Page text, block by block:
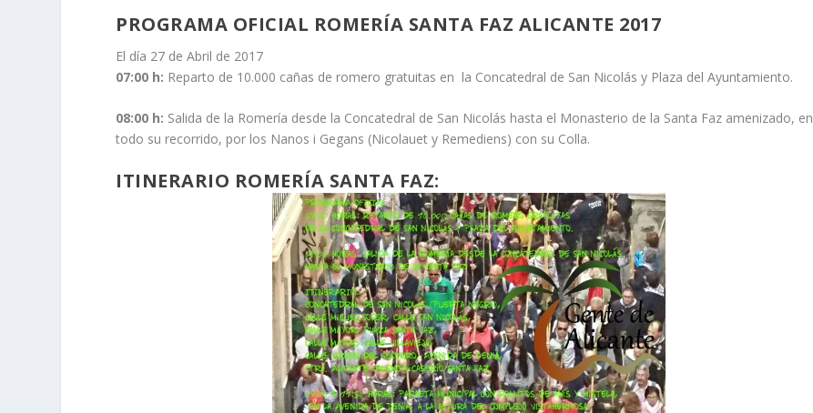
PROGRAMA OFICIAL ROMERÍA SANTA FAZ ALICANTE 2017
El día 27 de Abril de 2017
07:00 h: Reparto de 10.000 cañas de romero gratuitas en la Concatedral de San Nicolás y Plaza del Ayuntamiento.
08:00 h: Salida de la Romería desde la Concatedral de San Nicolás hasta el Monasterio de la Santa Faz amenizado, en
todo su recorrido, por los Nanos i Gegans (Nicolauet y Remediens) con su Colla.
ITINERARIO ROMERÍA SANTA FAZ: